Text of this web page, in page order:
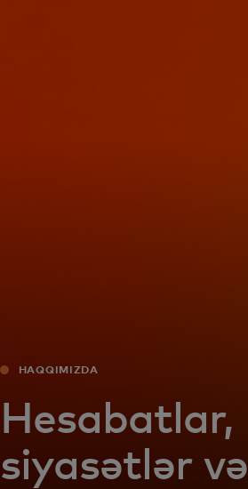
HAQQIMIZDA
Hesabatlar,
siyasətlər və